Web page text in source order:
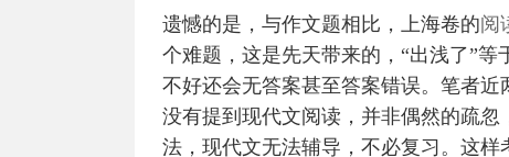
遗憾的是，与作文题相比，上海卷的阅
个难题，这是先天带来的，“出浅了”
不好还会无答案甚至答案错误。笔者近
没有提到现代文阅读，并非偶然的疏
法，现代文无法辅导，不必复习。这样